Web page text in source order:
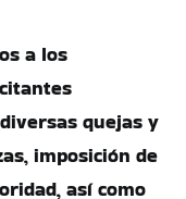
a los
quejas y
imposición de
así como